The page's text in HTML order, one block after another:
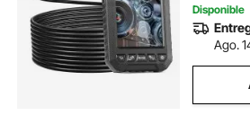
lamparas de led para exteriores
Disponible
Ago.